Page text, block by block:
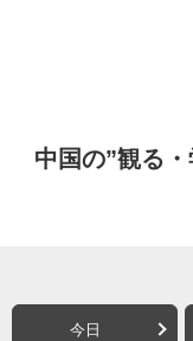
中国の”観る・
今日